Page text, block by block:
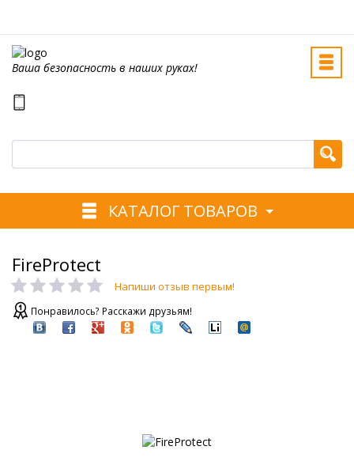
Ваша безопасность в наших руках!
КАТАЛОГ ТОВАРОВ
FireProtect
Напиши отзыв первым!
Понравилось? Расскажи друзьям!